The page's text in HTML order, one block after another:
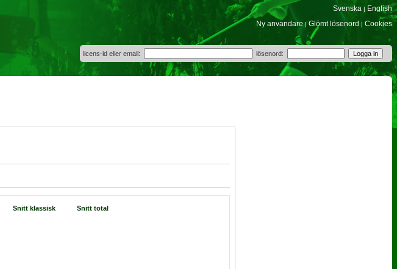
Svenska | English
Ny användare | Glömt lösenord | Cookies
licens-id eller email: lösenord:
Snitt klassisk
Snitt total